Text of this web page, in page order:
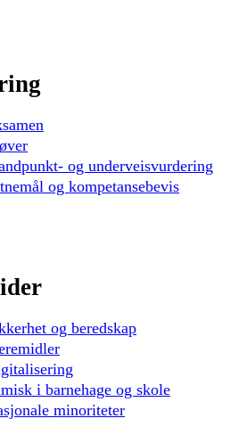
og underveisvurdering
og kompetansebevis
og beredskap
i barnehage og skole
minoriteter